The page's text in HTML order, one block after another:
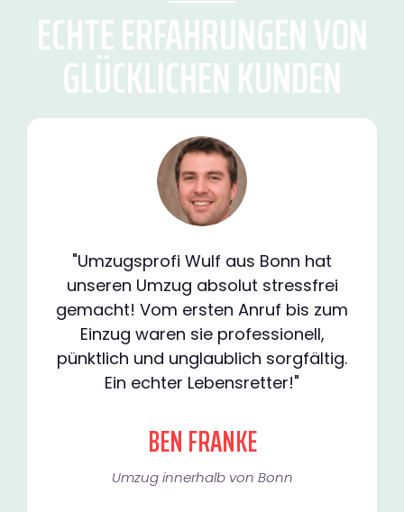
ECHTE ERFAHRUNGEN VON
GLÜCKLICHEN KUNDEN
"Umzugsprofi Wulf aus Bonn hat
unseren Umzug absolut stressfrei
gemacht! Vom ersten Anruf bis zum
Einzug waren sie professionell,
pünktlich und unglaublich sorgfältig.
Ein echter Lebensretter!"
BEN FRANKE
Umzug innerhalb von Bonn​